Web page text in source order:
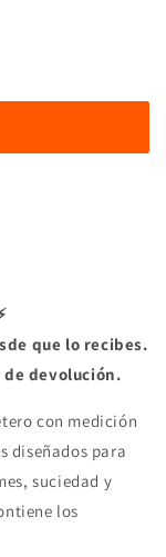
que lo recibes.
devolución.
con medición
diseñados para
suciedad y
los